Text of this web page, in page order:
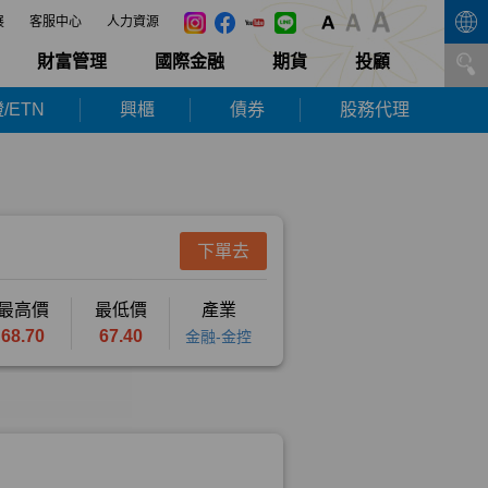
客服中心 人力資源
財富管理 國際金融 期貨 投顧
ETN 興櫃 債券 股務代理